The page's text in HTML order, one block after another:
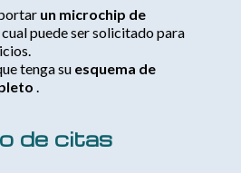
un microchip de
cual puede ser solicitado para
tenga su esquema de
.
de citas